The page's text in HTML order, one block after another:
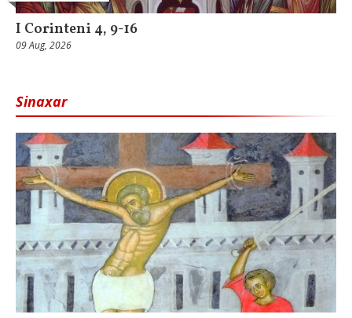
I Corinteni 4, 9-16
09 Aug, 2026
Sinaxar